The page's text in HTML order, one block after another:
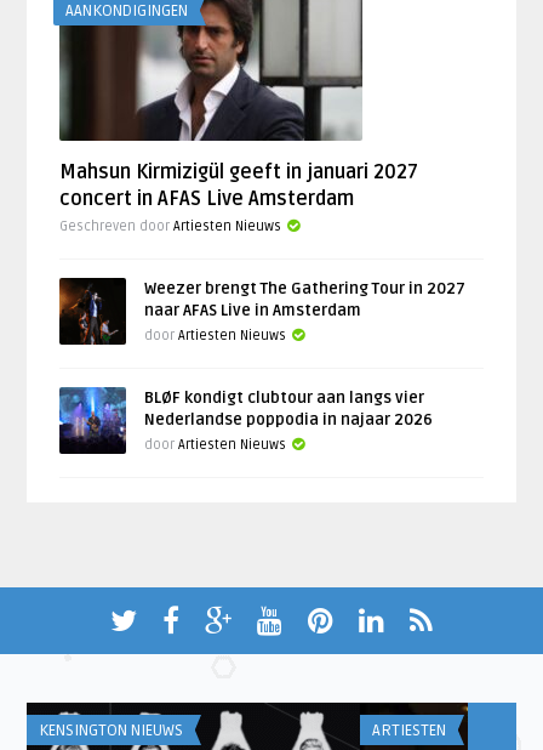
AANKONDIGINGEN
Mahsun Kirmizigül geeft in januari 2027
concert in AFAS Live Amsterdam
Geschreven doorArtiesten Nieuws
Weezer brengt The Gathering Tour in 2027
naar AFAS Live in Amsterdam
doorArtiesten Nieuws
BLØF kondigt clubtour aan langs vier
Nederlandse poppodia in najaar 2026
doorArtiesten Nieuws
KENSINGTON NIEUWS ARTIESTEN